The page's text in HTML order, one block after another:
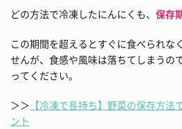
どの方法で冷凍したにんにくも、 保存
この期間を超えるとすぐに食べられな
せんが、食感や風味は落ちてしまうの
ってください。
＞＞ 【冷凍で長持ち】野菜の保存方
ント